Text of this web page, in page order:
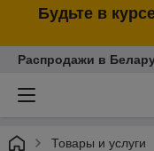
Будьте в
Распродажи в
Товары и услуги